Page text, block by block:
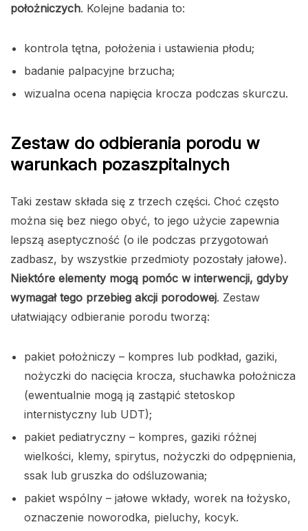
położniczych. Kolejne badania to:
kontrola tętna, położenia i ustawienia płodu;
badanie palpacyjne brzucha;
wizualna ocena napięcia krocza podczas skurczu.
Zestaw do odbierania porodu w
warunkach pozaszpitalnych
Taki zestaw składa się z trzech części. Choć często
można się bez niego obyć, to jego użycie zapewnia
lepszą aseptyczność (o ile podczas przygotowań
zadbasz, by wszystkie przedmioty pozostały jałowe).
Niektóre elementy mogą pomóc w interwencji, gdyby
wymagał tego przebieg akcji porodowej. Zestaw
ułatwiający odbieranie porodu tworzą:
pakiet położniczy – kompres lub podkład, gaziki,
nożyczki do nacięcia krocza, słuchawka położnicza
(ewentualnie mogą ją zastąpić stetoskop
internistyczny lub UDT);
pakiet pediatryczny – kompres, gaziki różnej
wielkości, klemy, spirytus, nożyczki do odpępnienia,
ssak lub gruszka do odśluzowania;
pakiet wspólny – jałowe wkłady, worek na łożysko,
oznaczenie noworodka, pieluchy, kocyk.